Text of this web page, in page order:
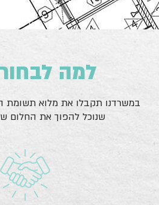
למה
במשרדנו תקבלו את מלוא
שנוכל להפוך את החלום